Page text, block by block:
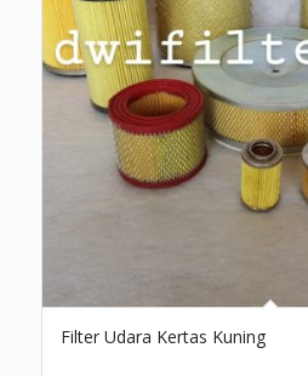
Filter Udara Kertas Kuning